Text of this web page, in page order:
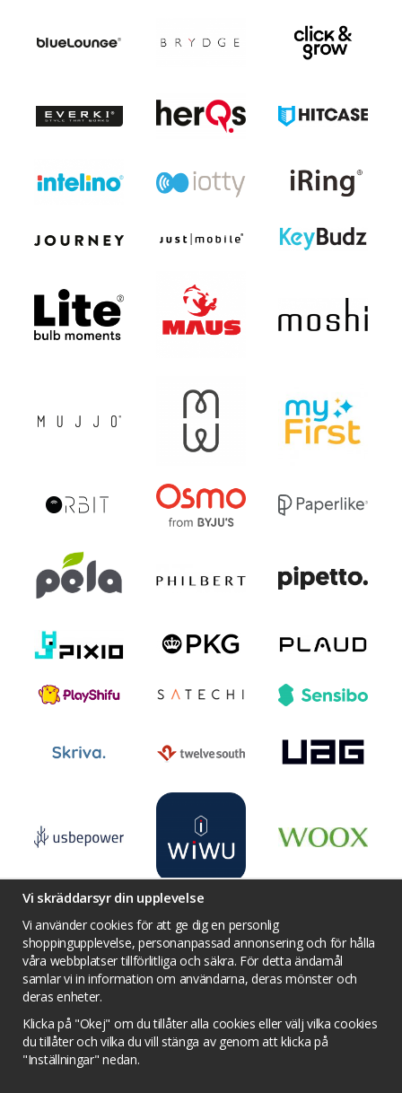
Villkor Kontakta oss
Facebook
Twitter
YouTube
Prisjakt
Integritets sekretesspolicy
Tävlingsvillkor
Om cookies
Cookie inställningar
Vi skräddarsyr din upplevelse
Vi använder cookies för att ge dig en personlig
shoppingupplevelse, personanpassad annonsering och för hålla
våra webbplatser tillförlitliga och säkra. För detta ändamål
samlar vi in information om användarna, deras mönster och
deras enheter.
Klicka på "Okej" om du tillåter alla cookies eller välj vilka cookies
du tillåter och vilka du vill stänga av genom att klicka på
"Inställningar" nedan.